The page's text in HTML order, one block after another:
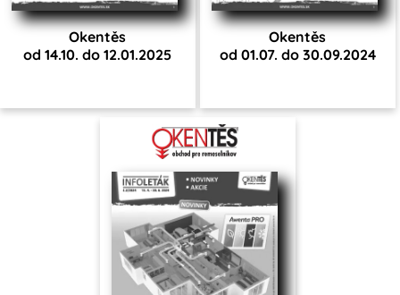
Okentěs
od 14.10. do 12.01.2025
Okentěs
od 01.07. do 30.09.2024